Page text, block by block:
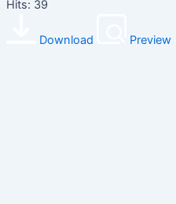
Hits: 39
Download Preview